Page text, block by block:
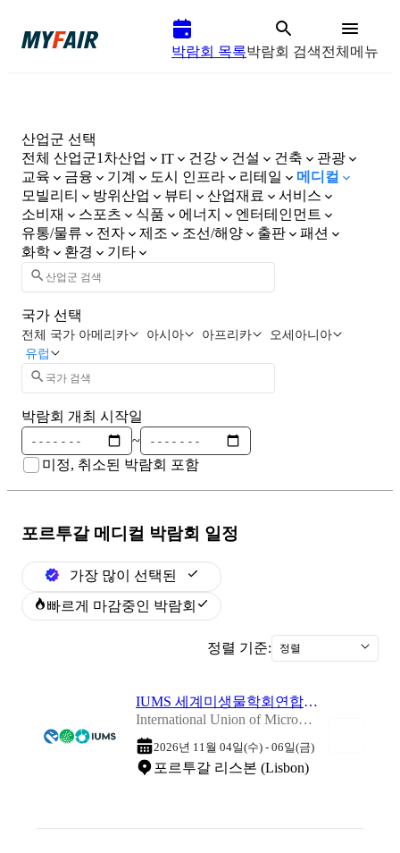
박람회 목록박람회 검색전체메뉴
산업군 선택
전체 산업군1차산업 IT 건강 건설 건축
관광
교육
금융 기계 도시 인프라 리테일
메디컬
모빌리티
방위산업 뷰티 산업재료
서비스
소비재
스포츠 식품 에너지
엔터테인먼트
유통/물류
전자 제조 조선/해양 출판
패션
화학
환경 기타
국가 선택
전체 국가 아메리카 아시아 아프리카
오세아니아
유럽
박람회 개최 시작일
~
미정, 취소된 박람회 포함
포르투갈 메디컬 박람회 일정
가장 많이 선택된
빠르게 마감중인 박람회
정렬 기준: 정렬
IUMS 세계미생물학회연합총회 2026
International Union of Microbiological Societies 2026
2026년 11월 04일(수) - 06일(금)
포르투갈 리스본 (Lisbon)